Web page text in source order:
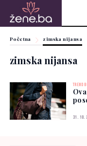
Početna zimska nijansa
zimska nijansa
TREND
31. 10.